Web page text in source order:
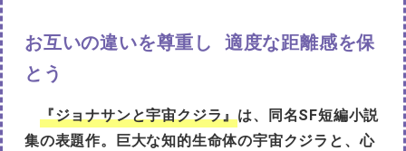
お互いの違いを尊重し 適度な距離感を保
とう
『ジョナサンと宇宙クジラ』は、同名SF短編小説
集の表題作。巨大な知的生命体の宇宙クジラと、心